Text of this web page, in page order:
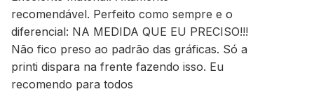
recomendável. Perfeito como sempre e o
diferencial: NA MEDIDA QUE EU PRECISO!!!
Não fico preso ao padrão das gráficas. Só a
printi dispara na frente fazendo isso. Eu
recomendo para todos